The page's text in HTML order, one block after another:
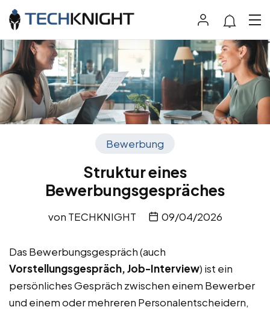
Bewerbung
Struktur eines
Bewerbungsgespräches
von TECHKNIGHT 09/04/2026
Das Bewerbungsgespräch (auch
Vorstellungsgespräch, Job-Interview) ist ein
persönliches Gespräch zwischen einem Bewerber
und einem oder mehreren Personalentscheidern,